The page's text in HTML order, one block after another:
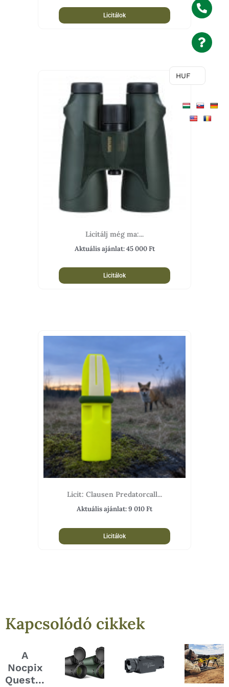
Licitálok
Licitálj még ma:...
Aktuális ajánlat:45 000Ft
Licitálok
Licit: Clausen Predatorcall...
Aktuális ajánlat:9 010Ft
Licitálok
Kapcsolódó cikkek
A
Nocpix
Quest...
HUF